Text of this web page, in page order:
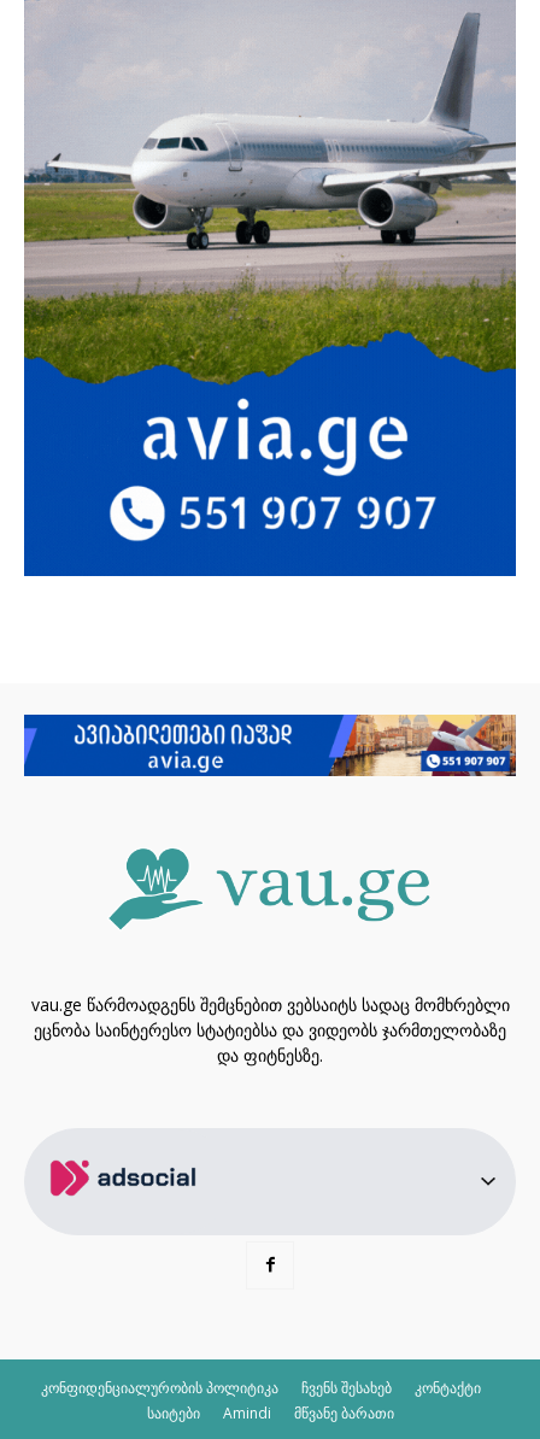
vau.ge წარმოადგენს შემცნებით ვებსაიტს სადაც მომხრებლი
ეცნობა საინტერესო სტატიებსა და ვიდეობს ჯარმთელობაზე
და ფიტნესზე.
კონფიდენციალურობის პოლიტიკა ჩვენს შესახებ
კონტაქტი
საიტები
Amindi მწვანე ბარათი